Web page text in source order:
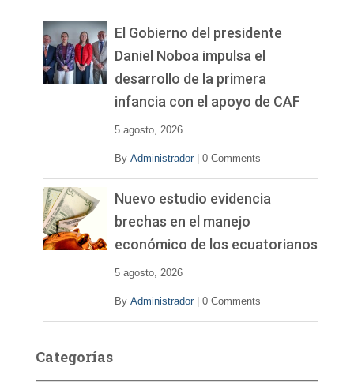
El Gobierno del presidente
Daniel Noboa impulsa el
desarrollo de la primera
infancia con el apoyo de CAF
5 agosto, 2026
By Administrador 0 Comments
Nuevo estudio evidencia
brechas en el manejo
económico de los ecuatorianos
5 agosto, 2026
By Administrador 0 Comments
Categorías